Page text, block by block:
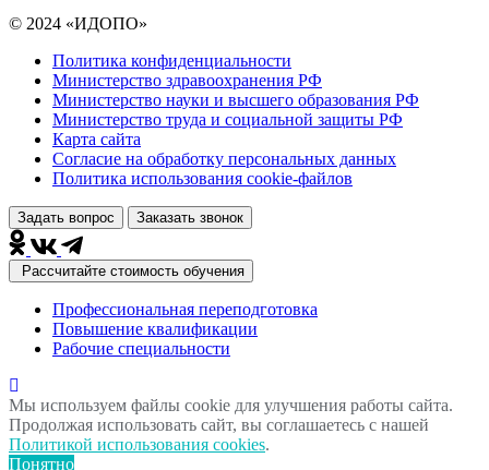
© 2024 «ИДОПО»
Политика конфиденциальности
Министерство здравоохранения РФ
Министерство науки и высшего образования РФ
Министерство труда и социальной защиты РФ
Карта сайта
Согласие на обработку персональных данных
Политика использования сookie-файлов
Задать вопрос Заказать звонок
Рассчитайте стоимость обучения
Профессиональная переподготовка
Повышение квалификации
Рабочие специальности
Мы используем файлы cookie для улучшения работы сайта.
Продолжая использовать сайт, вы соглашаетесь с нашей
Политикой использования cookies.
Понятно